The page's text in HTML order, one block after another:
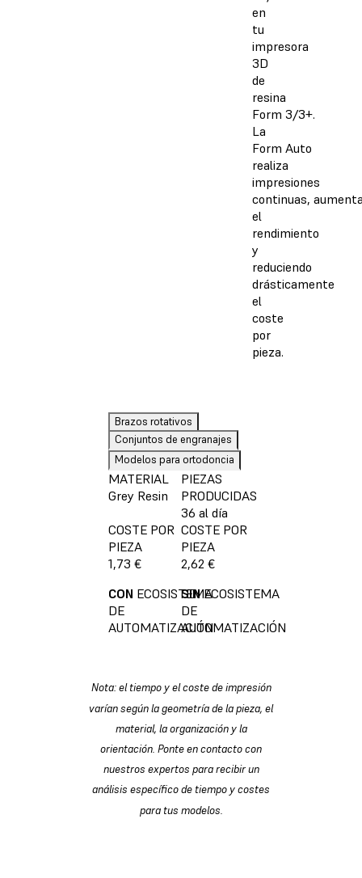
en
tu
impresora
3D
de
resina
Form 3/3+.
La
Form Auto
realiza
impresiones
continuas,
el
rendimiento
y
reduciendo
drásticamente
el
coste
por
pieza.
Brazos rotativos
Conjuntos de engranajes
Modelos para ortodoncia
MATERIAL
Grey Resin
PIEZAS
PRODUCIDAS
36 al día
COSTE POR
PIEZA
1,73 €
CON ECOSISTEMA
DE
AUTOMATIZACIÓN
COSTE POR
PIEZA
2,62 €
SINECOSISTEMA
DE
AUTOMATIZACIÓN
Nota: el tiempo y el coste de impresión
varían según la geometría de la pieza, el
material, la organización y la
orientación. Ponte en contacto con
nuestros expertos para recibir un
análisis específico de tiempo y costes
para tus modelos.